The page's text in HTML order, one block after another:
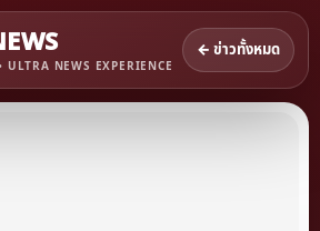
ULTRA NEWS EXPERIENCE
← ข่าวทั้งหมด